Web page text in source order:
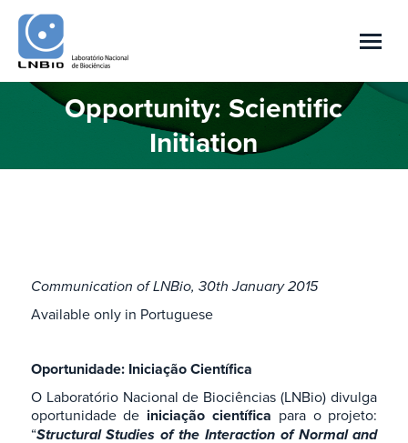
Opportunity: Scientific
Initiation
Você está aqui:
Communication of LNBio, 30th January 2015
Available only in Portuguese
Oportunidade: Iniciação Científica
O Laboratório Nacional de Biociências (LNBio) divulga
oportunidade de iniciação científica para o projeto:
“Structural Studies of the Interaction of Normal and